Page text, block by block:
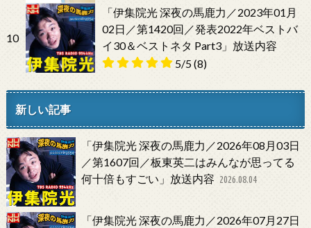
10
「伊集院光 深夜の馬鹿力／2023年01月
02日／第1420回／発表2022年ベストバ
イ30＆ベストネタ Part3」放送内容
5/5(8)
新しい記事
「伊集院光 深夜の馬鹿力／2026年08月03日
／第1607回／板東英二はみんなが思ってる
何十倍もすごい」放送内容 2026.08.04
「伊集院光 深夜の馬鹿力／2026年07月27日